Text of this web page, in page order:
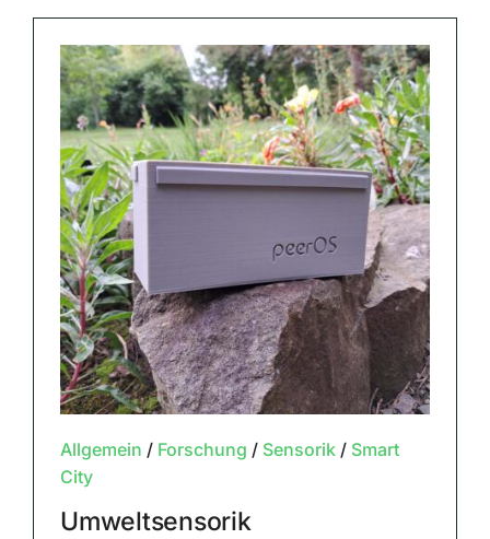
Allgemein / Forschung / Sensorik/ Smart
City
Umweltsensorik